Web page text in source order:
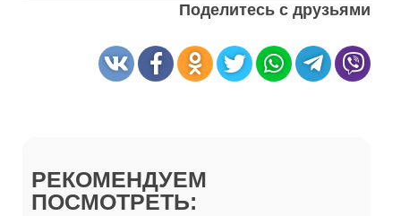
Поделитесь с друзьями
РЕКОМЕНДУЕМ
ПОСМОТРЕТЬ: